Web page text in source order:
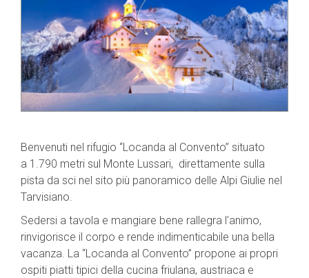
Benvenuti nel rifugio “Locanda al Convento” situato
a 1.790 metri sul Monte Lussari, direttamente sulla
pista da sci nel sito più panoramico delle Alpi Giulie nel
Tarvisiano.
Sedersi a tavola e mangiare bene rallegra l’animo,
rinvigorisce il corpo e rende indimenticabile una bella
vacanza. La “Locanda al Convento” propone ai propri
ospiti piatti tipici della cucina friulana, austriaca e